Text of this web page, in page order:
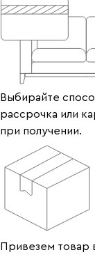
Выбирайте
рассрочка или
при получении.
Привезем товар